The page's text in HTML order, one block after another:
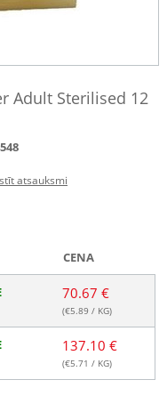
Adult Sterilised 12
atsauksmi
CENA
70.67 €
(€5.89 / KG)
137.10 €
(€5.71 / KG)